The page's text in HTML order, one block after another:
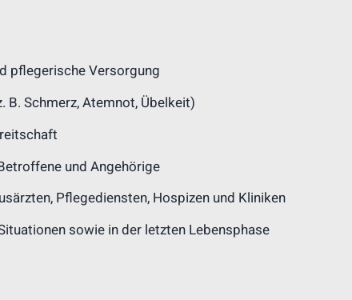
pflegerische Versorgung
Schmerz, Atemnot, Übelkeit)
und Angehörige
Pflegediensten, Hospizen und Kliniken
sowie in der letzten Lebensphase